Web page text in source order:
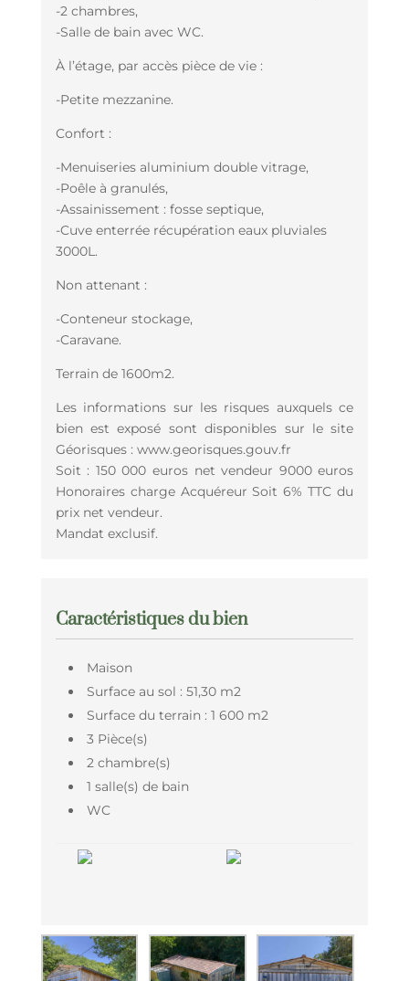
-2 chambres,
-Salle de bain avec WC.
À l’étage, par accès pièce de vie :
-Petite mezzanine.
Confort :
-Menuiseries aluminium double vitrage,
-Poêle à granulés,
-Assainissement : fosse septique,
-Cuve enterrée récupération eaux pluviales
3000L.
Non attenant :
-Conteneur stockage,
-Caravane.
Terrain de 1600m2.
Les informations sur les risques auxquels ce
bien est exposé sont disponibles sur le site
Géorisques : www.georisques.gouv.fr
Soit : 150 000 euros net vendeur 9000 euros
Honoraires charge Acquéreur Soit 6% TTC du
prix net vendeur.
Mandat exclusif.
Caractéristiques du bien
Maison
Surface au sol : 51,30 m2
Surface du terrain : 1 600 m2
3 Pièce(s)
2 chambre(s)
1 salle(s) de bain
WC